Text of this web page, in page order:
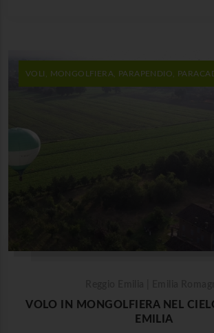
VOLI, MONGOLFIERA, PARAPENDIO,
VOLO IN MONGOLFIERA NEL
EMILIA